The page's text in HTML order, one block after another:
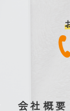
会社概要